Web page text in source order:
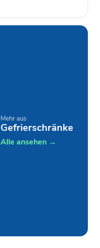
Mehr aus
Gefrierschränke
Alle ansehen →